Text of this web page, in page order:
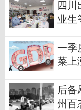
四川
业生
一季
菜上
后备
州百